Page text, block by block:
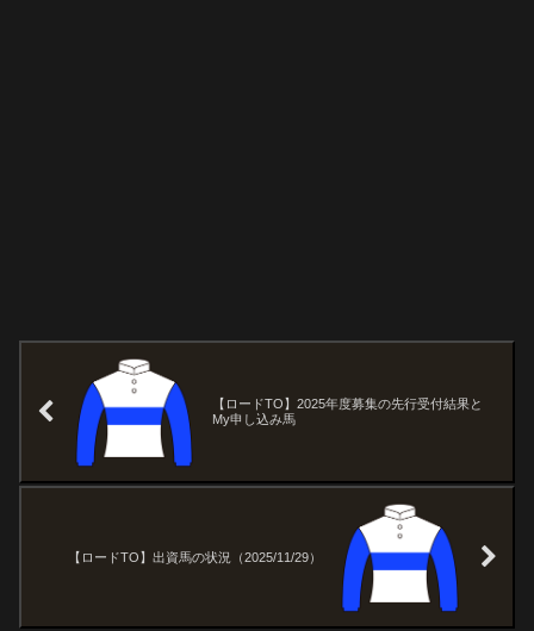
【ロードTO】2025年度募集の先行受付結果と
My申し込み馬
【ロードTO】出資馬の状況（2025/11/29）